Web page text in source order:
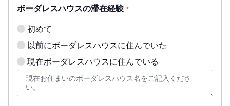
ボーダレスハウスの滞在経験 *
初めて
以前にボーダレスハウスに住んでいた
現在ボーダレスハウスに住んでいる